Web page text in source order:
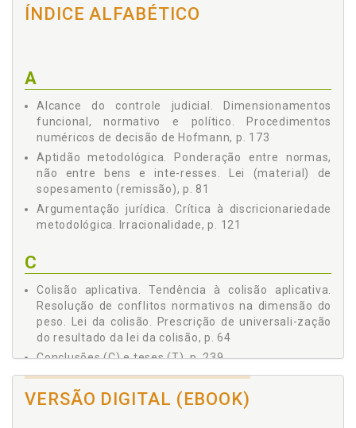
3 Crítica à Discricionariedade Metodológica.
Capítulo III - O CONTROLE JUDICIAL DA PONDERAÇÃO
LEGISLATIVA EM NORMAS RESTRITIVAS AOS DIREITOS
FUNDAMENTAIS, p. 157
1 Especialização e Localização do Controle Judicial da
Ponderação Legislativa no Âmbito do Controle de
Constitucionalidade de Normas Ordinárias. Modelo
Bifásico de Controle de Constitucionalidade. Espaços
Estruturais e Epistêmicos da Margem de Conformação do
Legislador Ordinário, p. 157
2 Zona de Legitimidade da Ponderação Legislativa. Curva
3 Alcance do Controle Judicial. Dimensionamentos
Funcional, Normativo e Político. Procedimentos Numéricos
de Decisão de Hofmann, p. 173
4 Tecnologias. Leis (Material e Epistêmica) de
Sopesamento. Fórmula da Pesagem. Supressão de Casos
de Impasse na Relação de Precedência. Configuração da
Fórmula da Pesagem para o Controle Judicial da
Ponderação Legislativa. Qualificadora Democrática, p. 184
CONCLUSÕES (C) E TESES (T), p. 239
ÍNDICE ALFABÉTICO
A
Alcance do controle judicial. Dimensionamentos
funcional, normativo e político. Procedimentos
numéricos de decisão de Hofmann, p. 173
Aptidão metodológica. Ponderação entre normas,
não entre bens e inte-resses. Lei (material) de
sopesamento (remissão), p. 81
Argumentação jurídica. Crítica à discricionariedade
metodológica. Irracionalidade, p. 121
C
Colisão aplicativa. Tendência à colisão aplicativa.
Resolução de conflitos normativos na dimensão do
peso. Lei da colisão. Prescrição de universali-zação
do resultado da lei da colisão, p. 64
Conclusões (C) e teses (T), p. 239
Configuração infraconstitucional. Restrições.
Teorias e estratégias de abordagem das restrições,
p. 40
VERSÃO DIGITAL (EBOOK)